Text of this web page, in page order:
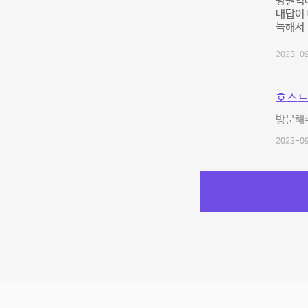
대답
늑해서
2023-
호스
방문
2023-